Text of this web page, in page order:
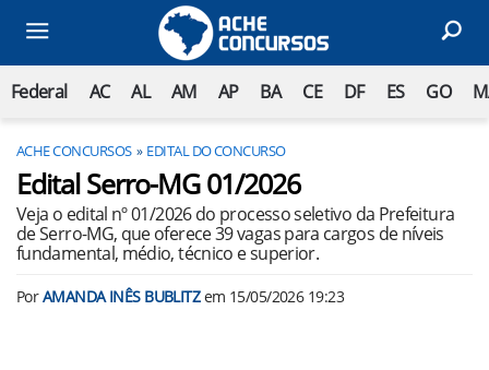
Federal AC AL AM AP BA CE DF ES GO
ACHE CONCURSOS EDITAL DO CONCURSO
Edital Serro-MG 01/2026
Veja o edital nº 01/2026 do processo seletivo da Prefeitura
de Serro-MG, que oferece 39 vagas para cargos de níveis
fundamental, médio, técnico e superior.
PorAMANDA INÊS BUBLITZem 15/05/2026 19:23